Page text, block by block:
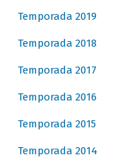
Temporada 2019
Temporada 2018
Temporada 2017
Temporada 2016
Temporada 2015
Temporada 2014